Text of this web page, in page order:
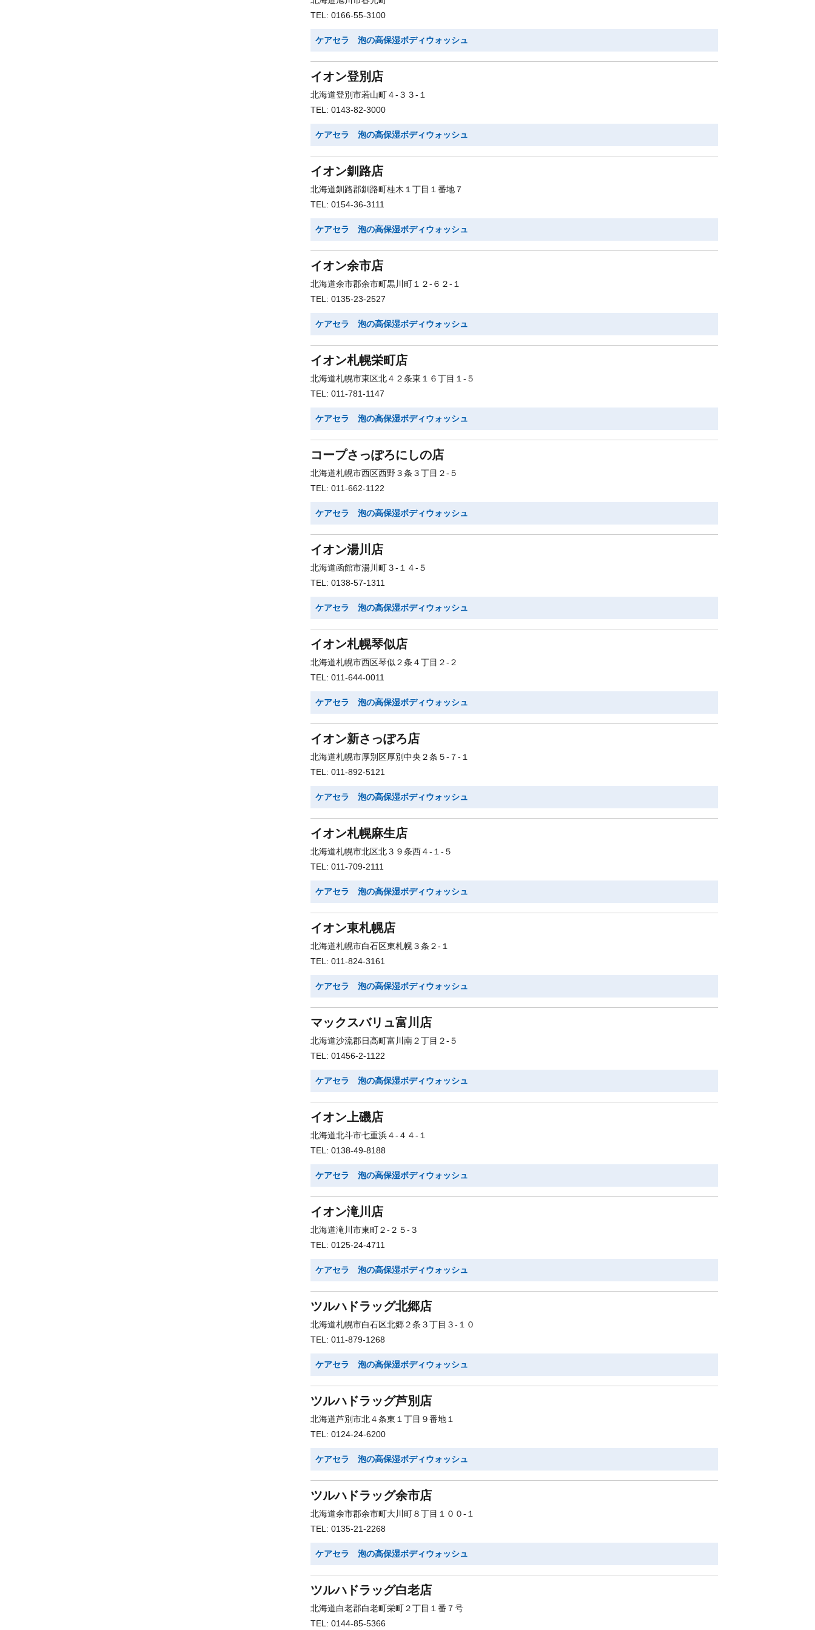
TEL: 0166-55-3100
ケアセラ 泡の高保湿ボディウォッシュ
イオン登別店
北海道登別市若山町４-３３-１
TEL: 0143-82-3000
ケアセラ 泡の高保湿ボディウォッシュ
イオン釧路店
北海道釧路郡釧路町桂木１丁目１番地７
TEL: 0154-36-3111
ケアセラ 泡の高保湿ボディウォッシュ
イオン余市店
北海道余市郡余市町黒川町１２-６２-１
TEL: 0135-23-2527
ケアセラ 泡の高保湿ボディウォッシュ
イオン札幌栄町店
北海道札幌市東区北４２条東１６丁目１-５
TEL: 011-781-1147
ケアセラ 泡の高保湿ボディウォッシュ
コープさっぽろにしの店
北海道札幌市西区西野３条３丁目２-５
TEL: 011-662-1122
ケアセラ 泡の高保湿ボディウォッシュ
イオン湯川店
北海道函館市湯川町３-１４-５
TEL: 0138-57-1311
ケアセラ 泡の高保湿ボディウォッシュ
イオン札幌琴似店
北海道札幌市西区琴似２条４丁目２-２
TEL: 011-644-0011
ケアセラ 泡の高保湿ボディウォッシュ
イオン新さっぽろ店
北海道札幌市厚別区厚別中央２条５-７-１
TEL: 011-892-5121
ケアセラ 泡の高保湿ボディウォッシュ
イオン札幌麻生店
北海道札幌市北区北３９条西４-１-５
TEL: 011-709-2111
ケアセラ 泡の高保湿ボディウォッシュ
イオン東札幌店
北海道札幌市白石区東札幌３条２-１
TEL: 011-824-3161
ケアセラ 泡の高保湿ボディウォッシュ
マックスバリュ富川店
北海道沙流郡日高町富川南２丁目２-５
TEL: 01456-2-1122
ケアセラ 泡の高保湿ボディウォッシュ
イオン上磯店
北海道北斗市七重浜４-４４-１
TEL: 0138-49-8188
ケアセラ 泡の高保湿ボディウォッシュ
イオン滝川店
北海道滝川市東町２-２５-３
TEL: 0125-24-4711
ケアセラ 泡の高保湿ボディウォッシュ
ツルハドラッグ北郷店
北海道札幌市白石区北郷２条３丁目３-１０
TEL: 011-879-1268
ケアセラ 泡の高保湿ボディウォッシュ
ツルハドラッグ芦別店
北海道芦別市北４条東１丁目９番地１
TEL: 0124-24-6200
ケアセラ 泡の高保湿ボディウォッシュ
ツルハドラッグ余市店
北海道余市郡余市町大川町８丁目１００-１
TEL: 0135-21-2268
ケアセラ 泡の高保湿ボディウォッシュ
ツルハドラッグ白老店
北海道白老郡白老町栄町２丁目１番７号
TEL: 0144-85-5366